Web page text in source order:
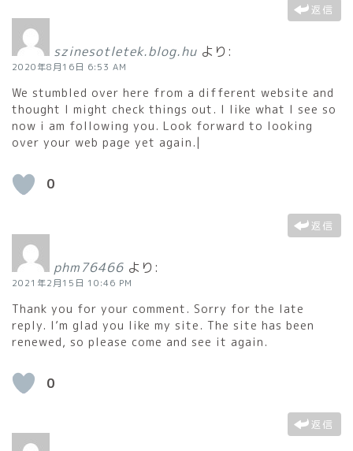
返信
szinesotletek.blog.hu より:
2020年8月16日 6:53 AM
We stumbled over here from a different website and
thought I might check things out. I like what I see so
now i am following you. Look forward to looking
over your web page yet again.|
0
返信
phm76466 より:
2021年2月15日 10:46 PM
Thank you for your comment. Sorry for the late
reply. I’m glad you like my site. The site has been
renewed, so please come and see it again.
0
返信